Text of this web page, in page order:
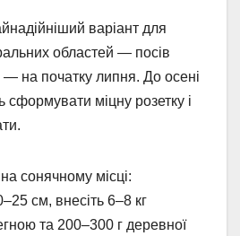
варіант для
областей — посів
— на початку липня. До осені
сформувати міцну розетку і
сонячному місці:
см, внесіть 6–8 кг
та 200–300 г деревної